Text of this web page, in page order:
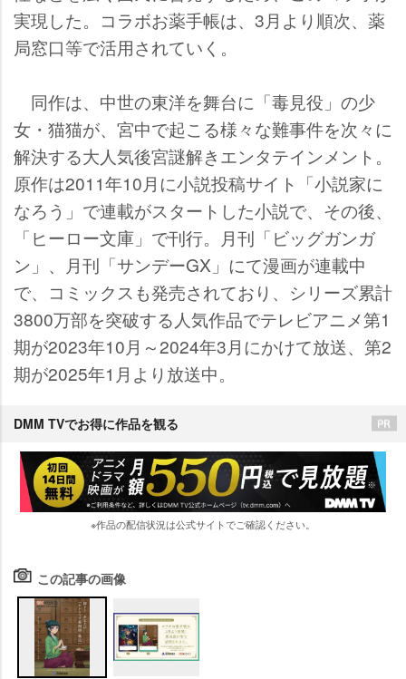
実現した。コラボお薬手帳は、3月より順次、薬
局窓口等で活用されていく。
同作は、中世の東洋を舞台に「毒見役」の少
女・猫猫が、宮中で起こる様々な難事件を次々に
解決する大人気後宮謎解きエンタテインメント。
原作は2011年10月に小説投稿サイト「小説家に
なろう」で連載がスタートした小説で、その後、
「ヒーロー文庫」で刊行。月刊「ビッグガンガ
ン」、月刊「サンデーGX」にて漫画が連載中
で、コミックスも発売されており、シリーズ累計
3800万部を突破する人気作品でテレビアニメ第1
期が2023年10月～2024年3月にかけて放送、第2
期が2025年1月より放送中。
DMM TVでお得に作品を観る
※作品の配信状況は公式サイトでご確認ください。
この記事の画像